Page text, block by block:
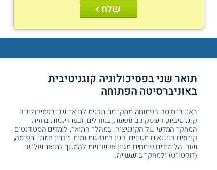
שלח
תואר שני בפסיכולוגיה קוגניטיבית
באוניברסיטה הפתוחה
באוניברסיטה הפתוחה מתקיימת תכנית לתואר שני בפסיכולוגיה
קוגניטיבית, העוסקת בתופעות, במודלים, ובפרדיגמות בחזית
המחקר המדעי של הקוגניציה. במהלך התואר, לומדים הסטודנטים
קורסים בנושאים מגוונים, כגון התנהגות ומוח, זיכרון חזותי, תפיסה,
ועוד. הלימודים פותחים מגוון אפשרויות להמשך לתואר שלישי
(דוקטורט) ולמחקר בתעשייה.